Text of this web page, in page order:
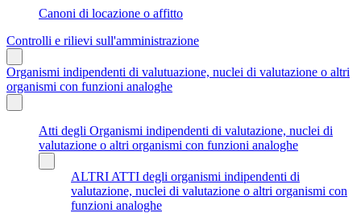
Canoni di locazione o affitto
Controlli e rilievi sull'amministrazione
Organismi indipendenti di valutuazione, nuclei di valutazione o altri
organismi con funzioni analoghe
Atti degli Organismi indipendenti di valutazione, nuclei di
valutazione o altri organismi con funzioni analoghe
ALTRI ATTI degli organismi indipendenti di
valutazione, nuclei di valutazione o altri organismi con
funzioni analoghe